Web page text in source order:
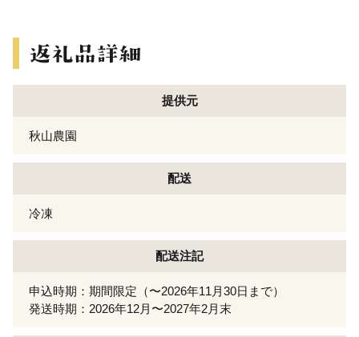
提供元
秋山農園
配送
冷凍
配送注記
申込時期：期間限定（〜2026年11月30日まで）
発送時期：2026年12月〜2027年2月末